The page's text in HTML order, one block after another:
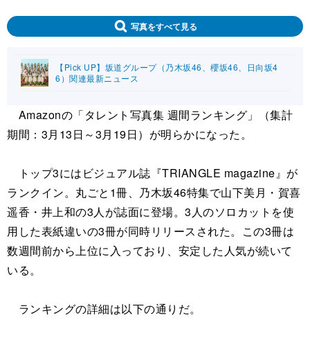
写真をすべて見る
【Pick UP】坂道グループ（乃木坂46、櫻坂46、日向坂4
6）関連最新ニュース
Amazonの「タレント写真集 週間ランキング」（集計
期間：3月13日～3月19日）が明らかになった。
トップ3にはビジュアル誌『TRIANGLE magazine』が
ランクイン。丸ごと1冊、乃木坂46特集で山下美月・賀喜
遥香・井上和の3人が誌面に登場。3人のソロカットを使
用した表紙違いの3冊が同時リリースされた。この3冊は
数週間前から上位に入っており、安定した人気が続いて
いる。
ランキングの詳細は以下の通りだ。